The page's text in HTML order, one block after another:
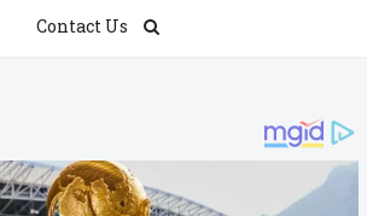
Contact Us